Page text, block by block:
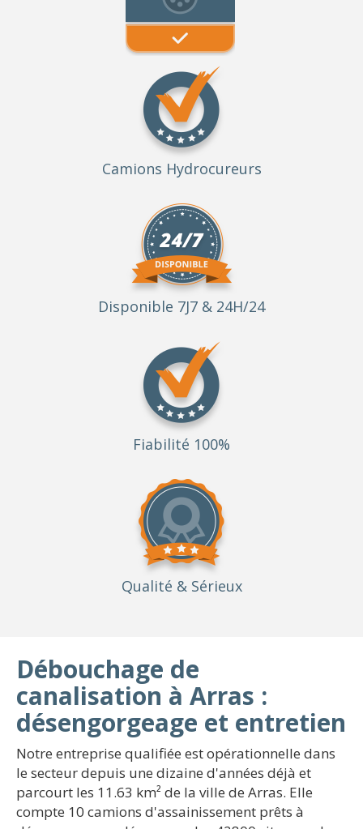
Camions Hydrocureurs
Disponible 7J7 & 24H/24
Fiabilité 100%
Qualité & Sérieux
Débouchage de
canalisation à Arras :
désengorgeage et entretien
Notre entreprise qualifiée est opérationnelle dans
le secteur depuis une dizaine d'années déjà et
parcourt les 11.63 km² de la ville de Arras. Elle
compte 10 camions d'assainissement prêts à